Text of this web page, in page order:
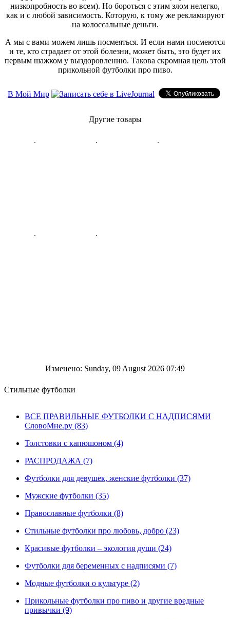
низкопробность во всем). Но бороться с этим злом нелегко,
как и с любой зависимость. Которую, к тому же рекламируют
на колоссальные деньги.
А мы с вами можем лишь посмеяться. И если нами посмеются
и те, кто страдает от этой болезни, может быть, это будет их
первым шажком у выздоровлению. Такова скромная цель этой
прикольной футболки про пиво.
В Мой Мир
Другие товары
Изменено: Sunday, 09 August 2026 07:49
Стильные футболки
ВСЕ ПРАВИЛЬНЫЕ ФУТБОЛКИ С НАДПИСЯМИ
СловоМне.ру (83)
Толстовки с капюшоном (4)
РАСПРОДАЖА (7)
Футболки для девушек, женские футболки (37)
Мужские футболки (35)
Православные футболки (8)
Стильные футболки про любовь, добро (23)
Красивые футболки – экология души (24)
Футболки для беременных с надписями (7)
Модные футболки о культуре (2)
Прикольные футболки про пиво и другие вредные
привычки (9)